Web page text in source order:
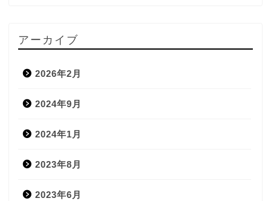
アーカイブ
2026年2月
2024年9月
2024年1月
2023年8月
2023年6月